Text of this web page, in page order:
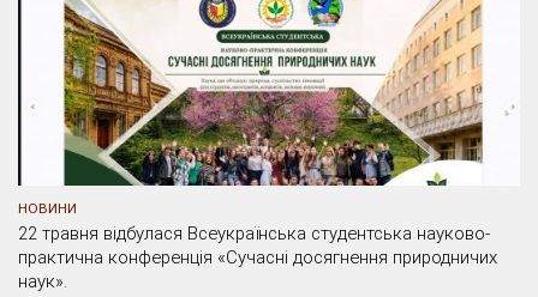
НОВИНИ
22 травня відбулася Всеукраїнська студентська науково-
практична конференція «Сучасні досягнення природничих
наук».